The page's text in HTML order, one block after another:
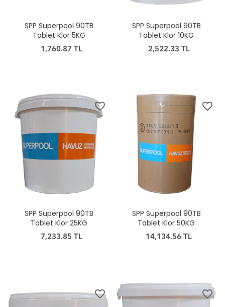
SPP Superpool 90TB
Tablet Klor 5KG
1,760.87 TL
SPP Superpool 90TB
Tablet Klor 10KG
2,522.33 TL
favorite_border
SPP Superpool 90TB
Tablet Klor 25KG
7,233.85 TL
favorite_border
SPP Superpool 90TB
Tablet Klor 50KG
14,134.56 TL
favorite_border favorite_border